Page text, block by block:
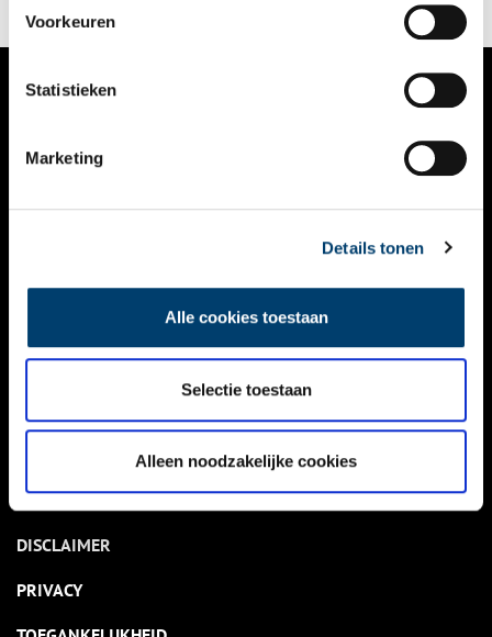
Voorkeuren
Statistieken
Marketing
Details tonen
Alle cookies toestaan
Selectie toestaan
Alleen noodzakelijke cookies
NIEUWS
KALENDER
ACTIVITEITEN
NIEUWSBRIEF
DISCLAIMER
PRIVACY